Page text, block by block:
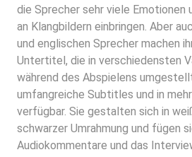
die Sprecher sehr viele Emotionen
an Klangbildern einbringen. Aber
und englischen Sprecher machen
Untertitel, die in verschiedensten
während des Abspielens
umfangreiche Subtitles und in
verfügbar. Sie gestalten sich in
schwarzer Umrahmung und fügen
Audiokommentare und das